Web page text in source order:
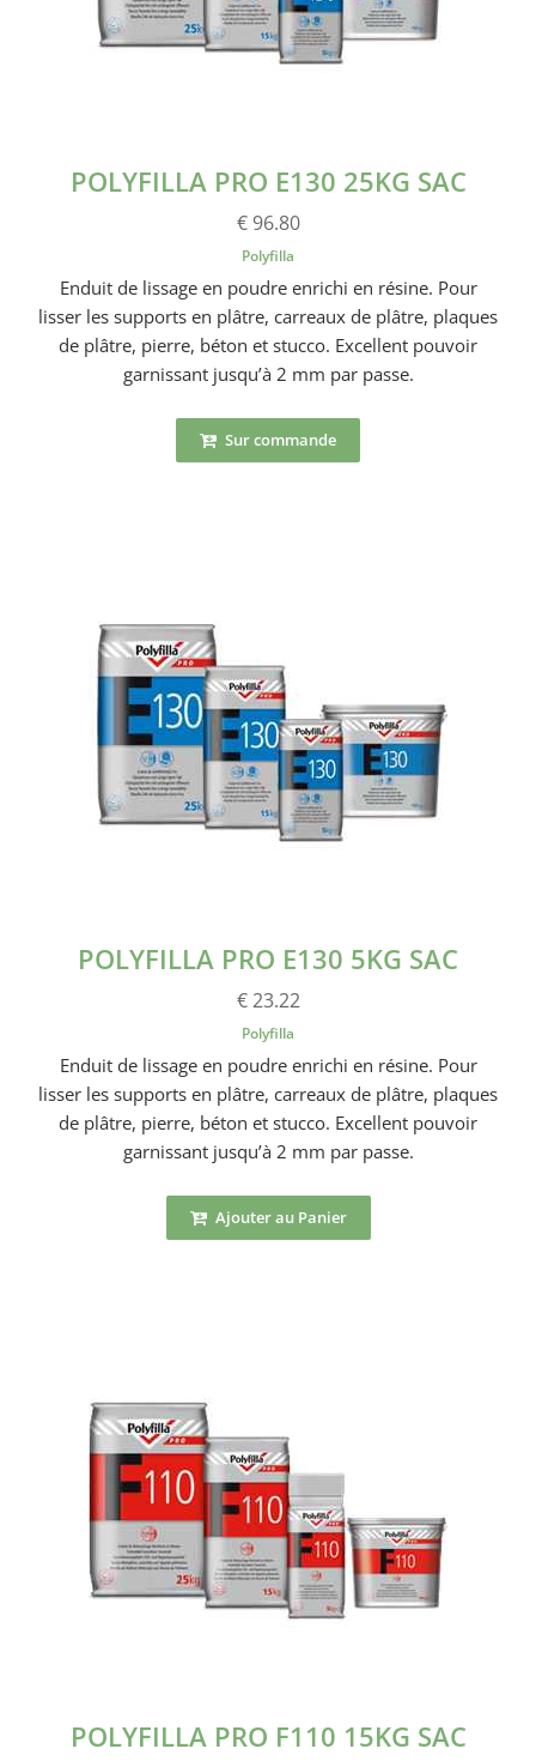
POLYFILLA PRO E130 25KG SAC
€ 96.80
Polyfilla
Enduit de lissage en poudre enrichi en résine. Pour
lisser les supports en plâtre, carreaux de plâtre, plaques
de plâtre, pierre, béton et stucco. Excellent pouvoir
garnissant jusqu’à 2 mm par passe.
Sur commande
POLYFILLA PRO E130 5KG SAC
€ 23.22
Polyfilla
Enduit de lissage en poudre enrichi en résine. Pour
lisser les supports en plâtre, carreaux de plâtre, plaques
de plâtre, pierre, béton et stucco. Excellent pouvoir
garnissant jusqu’à 2 mm par passe.
Ajouter au Panier
POLYFILLA PRO F110 15KG SAC